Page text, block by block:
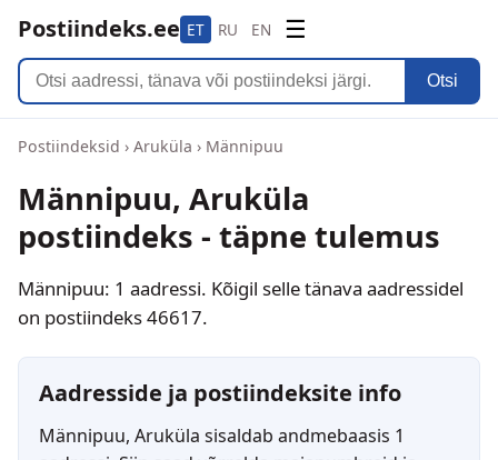
Postiindeks.ee ET RU EN ☰
Otsi
Postiindeksid › Aruküla › Männipuu
Männipuu, Aruküla
postiindeks - täpne tulemus
Männipuu: 1 aadressi. Kõigil selle tänava aadressidel
on postiindeks 46617.
Aadresside ja postiindeksite info
Männipuu, Aruküla sisaldab andmebaasis 1